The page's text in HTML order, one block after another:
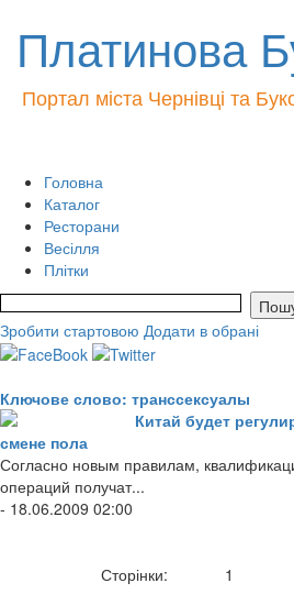
Платинова
Портал міста Чернівці та
Головна
Каталог
Ресторани
Весілля
Плітки
Зробити стартовою Додати в обрані
Ключове слово: транссексуалы
Китай будет
смене пола
Согласно новым правилам,
операций получат...
- 18.06.2009 02:00
Сторінки: 1